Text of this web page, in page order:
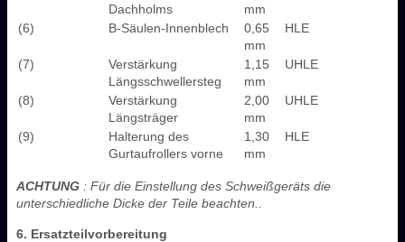
Dachholms
mm
(6) B-Säulen-Innenblech
0,65
mm
HLE
(7)
Verstärkung
Längsschwellersteg
1,15
mm
UHLE
(8)
Verstärkung
Längsträger
2,00
mm
UHLE
(9)
Halterung des
Gurtaufrollers vorne
1,30
mm
HLE
ACHTUNG : Für die Einstellung des Schweißgeräts die
unterschiedliche Dicke der Teile beachten..
6. Ersatzteilvorbereitung